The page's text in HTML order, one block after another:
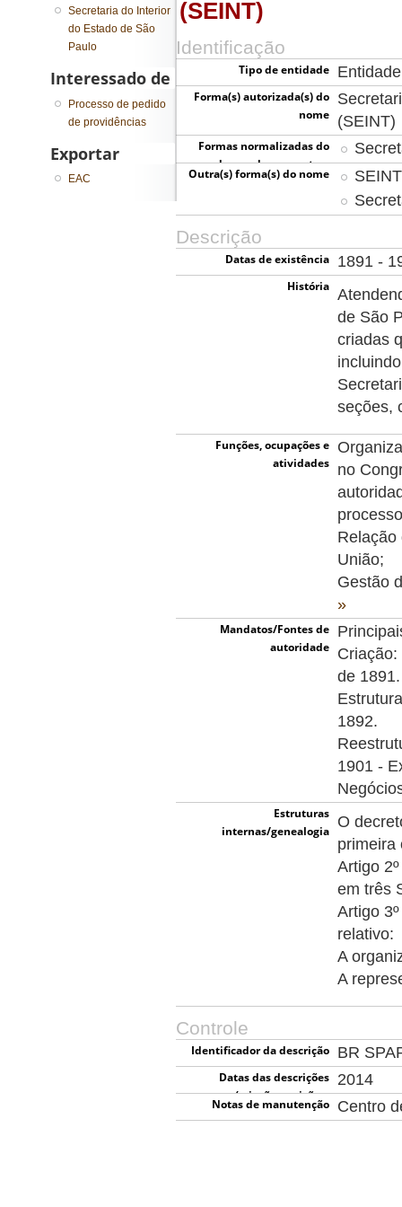
(SEINT)
Identificação
Tipo de entidade
Forma(s) autorizada(s) do
nome
(SEINT)
Formas normalizadas do
nome de acordo com outras
regras
Outra(s) forma(s) do nome
SEINT
Descrição
Datas de existência 1891 -
História
de São
criadas
seções,
Funções, ocupações e
atividades
no
Relação
União;
Gestão
»
Mandatos/Fontes de
autoridade
Criação:
de 1891.
1892.
1901 -
Estruturas
internas/genealogia
O
primeira
Artigo
em três
Artigo
relativo:
A
A
Controle
Identificador da descrição BR
Datas das descrições
(criação, revisão e
eliminação)
2014
Notas de manutenção Centro
Secretaria do Interior
do Estado de São
Paulo
Interessado de
Processo de pedido
de providências
Exportar
EAC